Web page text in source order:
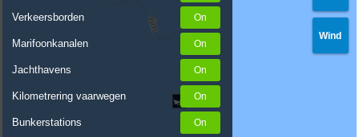
Verkeersborden
Marifoonkanalen
Jachthavens
Kilometrering vaarwegen
Bunkerstations
Wind